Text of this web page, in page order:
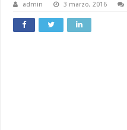
admin 3 marzo, 2016